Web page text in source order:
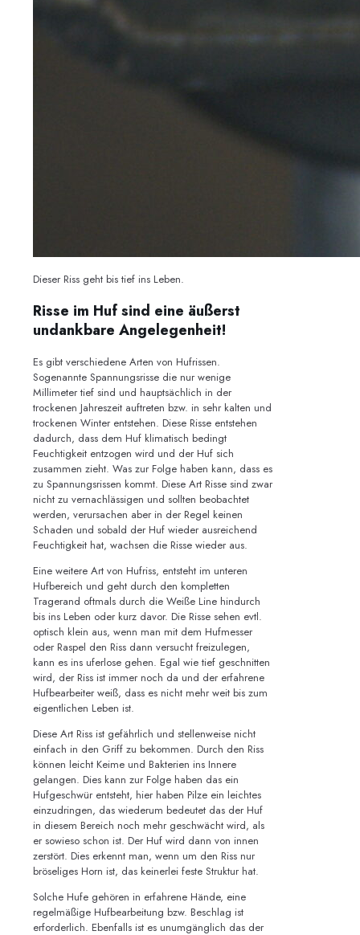
Dieser Riss geht bis tief ins Leben.
Risse im Huf sind eine äußerst
undankbare Angelegenheit!
Es gibt verschiedene Arten von Hufrissen.
Sogenannte Spannungsrisse die nur wenige
Millimeter tief sind und hauptsächlich in der
trockenen Jahreszeit auftreten bzw. in sehr kalten und
trockenen Winter entstehen. Diese Risse entstehen
dadurch, dass dem Huf klimatisch bedingt
Feuchtigkeit entzogen wird und der Huf sich
zusammen zieht. Was zur Folge haben kann, dass es
zu Spannungsrissen kommt. Diese Art Risse sind zwar
nicht zu vernachlässigen und sollten beobachtet
werden, verursachen aber in der Regel keinen
Schaden und sobald der Huf wieder ausreichend
Feuchtigkeit hat, wachsen die Risse wieder aus.
Eine weitere Art von Hufriss, entsteht im unteren
Hufbereich und geht durch den kompletten
Tragerand oftmals durch die Weiße Line hindurch
bis ins Leben oder kurz davor. Die Risse sehen evtl.
optisch klein aus, wenn man mit dem Hufmesser
oder Raspel den Riss dann versucht freizulegen,
kann es ins uferlose gehen. Egal wie tief geschnitten
wird, der Riss ist immer noch da und der erfahrene
Hufbearbeiter weiß, dass es nicht mehr weit bis zum
eigentlichen Leben ist.
Diese Art Riss ist gefährlich und stellenweise nicht
einfach in den Griff zu bekommen. Durch den Riss
können leicht Keime und Bakterien ins Innere
gelangen. Dies kann zur Folge haben das ein
Hufgeschwür entsteht, hier haben Pilze ein leichtes
einzudringen, das wiederum bedeutet das der Huf
in diesem Bereich noch mehr geschwächt wird, als
er sowieso schon ist. Der Huf wird dann von innen
zerstört. Dies erkennt man, wenn um den Riss nur
bröseliges Horn ist, das keinerlei feste Struktur hat.
Solche Hufe gehören in erfahrene Hände, eine
regelmäßige Hufbearbeitung bzw. Beschlag ist
erforderlich. Ebenfalls ist es unumgänglich das der